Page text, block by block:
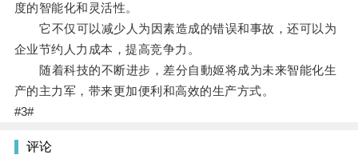
度的智能化和灵活性。
它不仅可以减少人为因素造成的错误和事故，还可以为
企业节约人力成本，提高竞争力。
随着科技的不断进步，差分自動姬将成为未来智能化生
产的主力军，带来更加便利和高效的生产方式。
#3#
评论